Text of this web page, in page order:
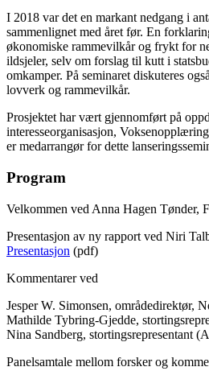
I 2018 var det en markant nedgang i
sammenlignet med året før. En
økonomiske rammevilkår og frykt for
ildsjeler, selv om forslag til kutt i
omkamper. På seminaret diskuteres
lovverk og rammevilkår.
Prosjektet har vært gjennomført på
interesseorganisasjon,
er medarrangør for dette
Program
Velkommen ved Anna Hagen Tønder,
Presentasjon av ny rapport ved Niri
Presentasjon (pdf)
Kommentarer ved
Jesper W. Simonsen, områdedirektør,
Mathilde Tybring-Gjedde,
Nina Sandberg, stortingsrepresentant
Panelsamtale mellom forsker og